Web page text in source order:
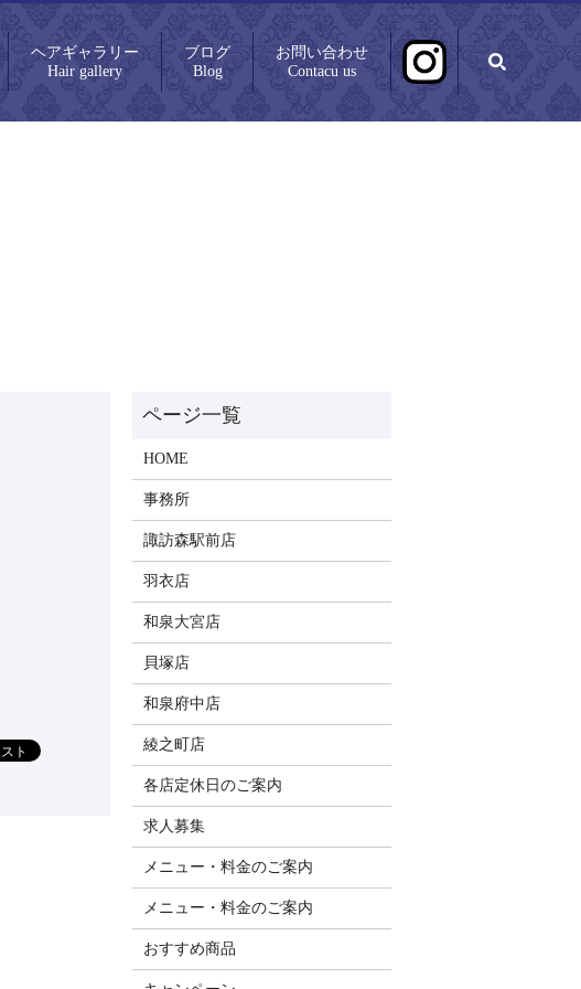
ヘアギャラリー
Hair gallery
ブログ
Blog
お問い合わせ
Contacu us
HOME
事務所
諏訪森駅前店
羽衣店
和泉大宮店
貝塚店
和泉府中店
綾之町店
各店定休日のご案内
求人募集
メニュー・料金のご案内
メニュー・料金のご案内
おすすめ商品